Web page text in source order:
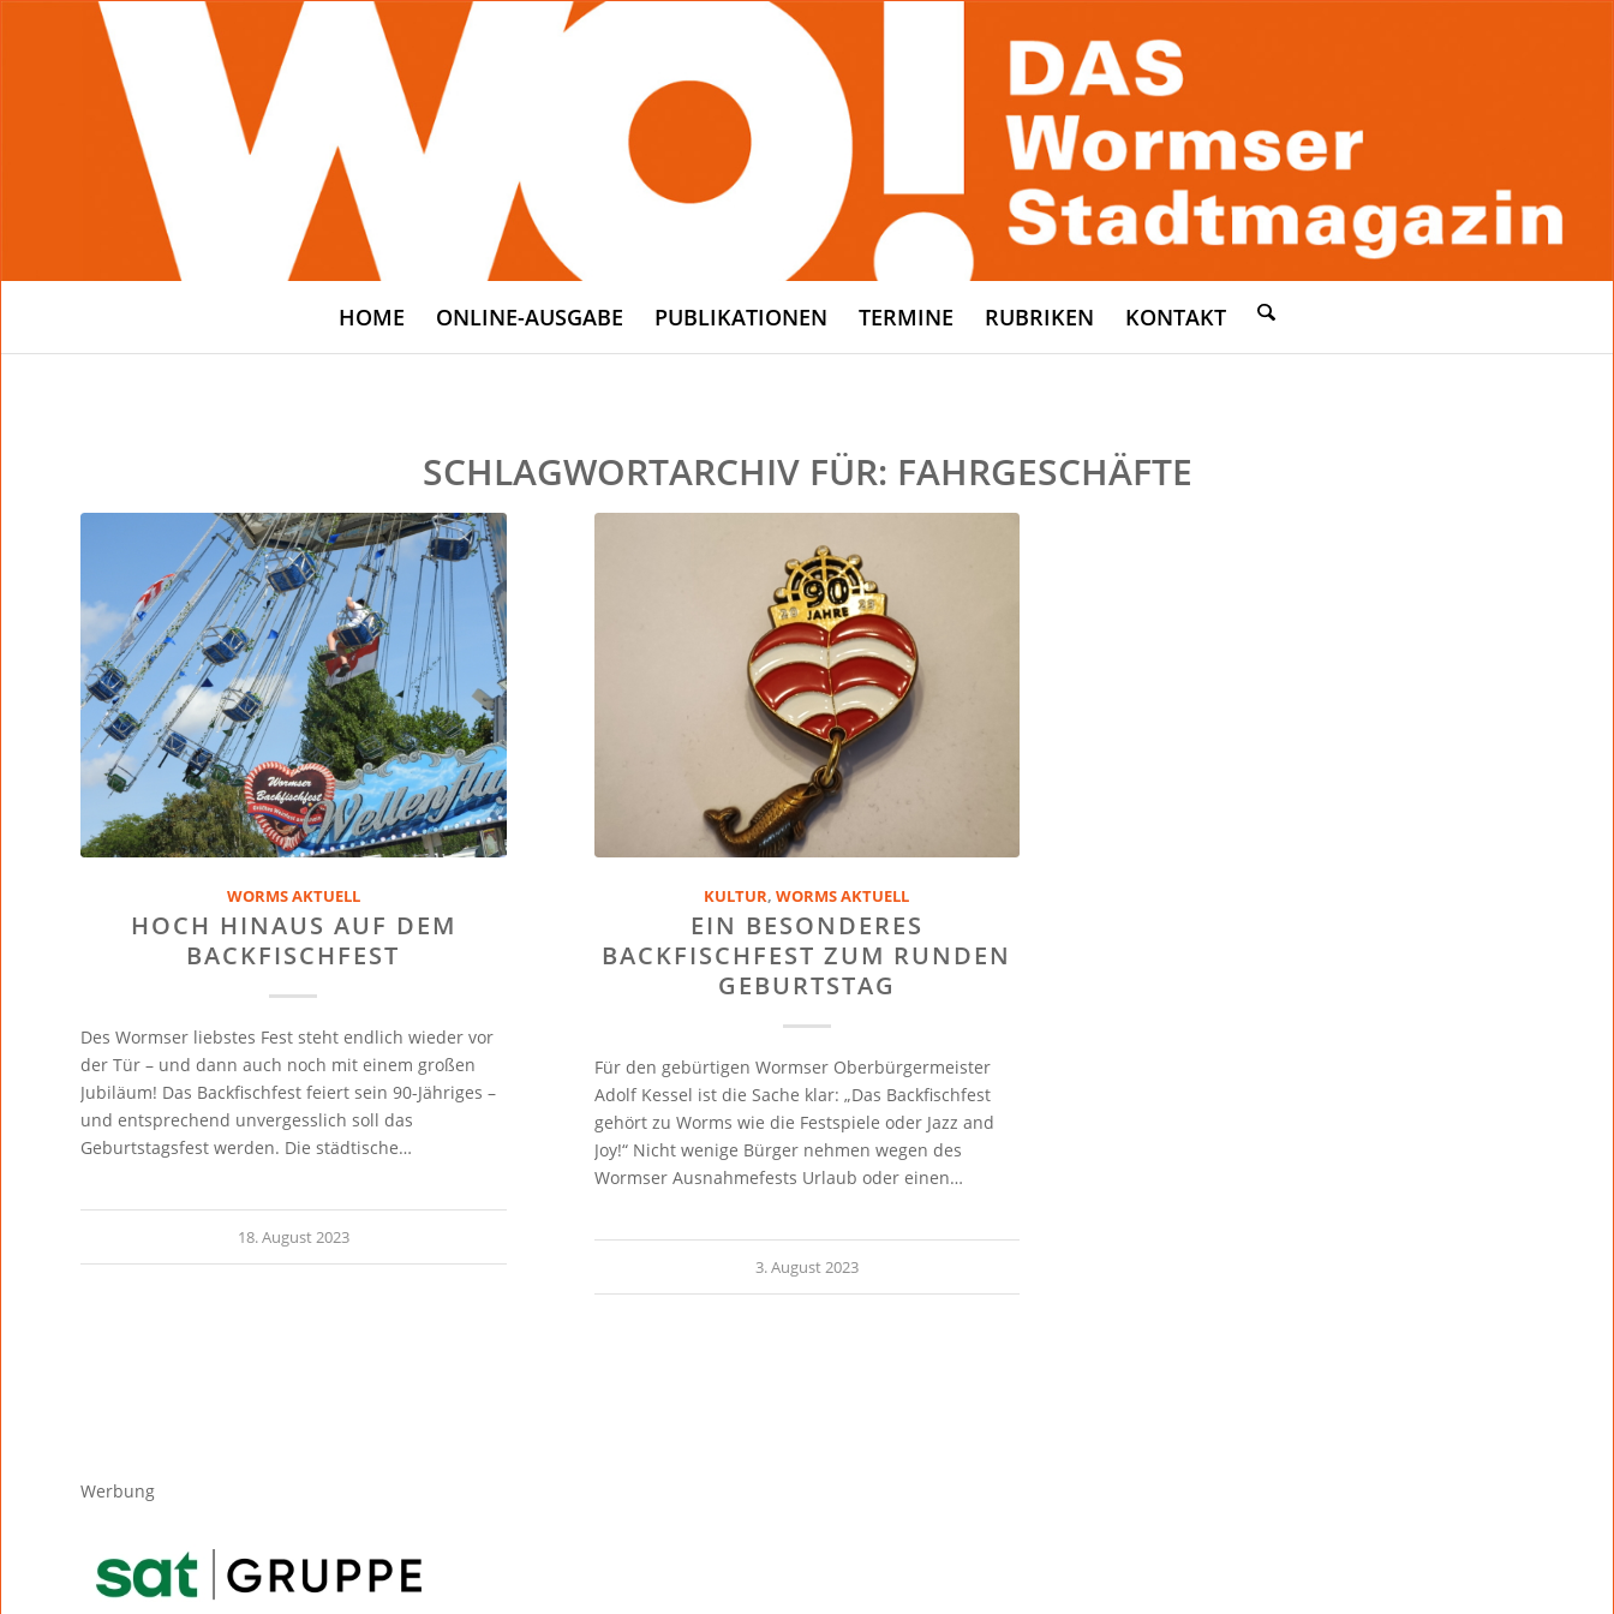
HOME ONLINE-AUSGABE PUBLIKATIONEN TERMINE RUBRIKEN KONTAKT
SCHLAGWORTARCHIV FÜR: FAHRGESCHÄFTE
WORMS AKTUELL
HOCH HINAUS AUF DEM
BACKFISCHFEST
Des Wormser liebstes Fest steht endlich wieder vor
der Tür – und dann auch noch mit einem großen
Jubiläum! Das Backfischfest feiert sein 90-Jähriges –
und entsprechend unvergesslich soll das
Geburtstagsfest werden. Die städtische…
18. August 2023
KULTUR,WORMS AKTUELL
EIN BESONDERES
BACKFISCHFEST ZUM RUNDEN
GEBURTSTAG
Für den gebürtigen Wormser Oberbürgermeister
Adolf Kessel ist die Sache klar: „Das Backfischfest
gehört zu Worms wie die Festspiele oder Jazz and
Joy!“ Nicht wenige Bürger nehmen wegen des
Wormser Ausnahmefests Urlaub oder einen…
3. August 2023
Werbung